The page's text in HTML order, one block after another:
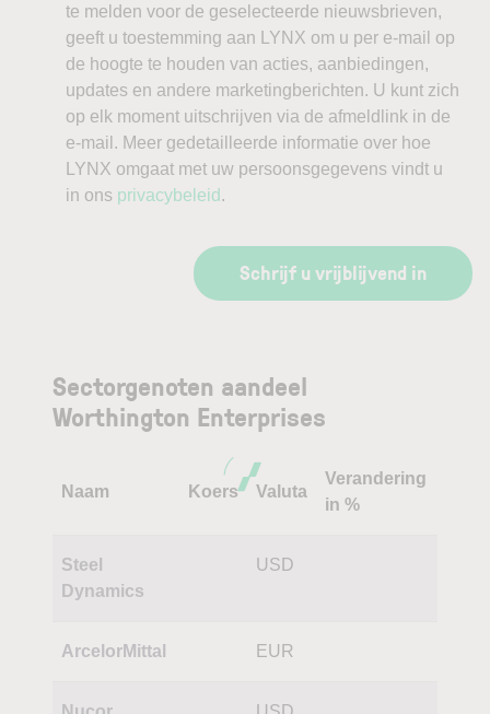
te melden voor de geselecteerde nieuwsbrieven,
geeft u toestemming aan LYNX om u per e-mail op
de hoogte te houden van acties, aanbiedingen,
updates en andere marketingberichten. U kunt zich
op elk moment uitschrijven via de afmeldlink in de
e-mail. Meer gedetailleerde informatie over hoe
LYNX omgaat met uw persoonsgegevens vindt u
in ons privacybeleid .
Schrijf u vrijblijvend in
Sectorgenoten aandeel
Worthington Enterprises
Naam Koers Valuta
Verandering
in %
Steel
Dynamics
USD
ArcelorMittal EUR